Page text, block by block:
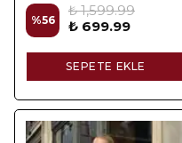
%56
₺ 1,599.99
₺ 699.99
SEPETE EKLE